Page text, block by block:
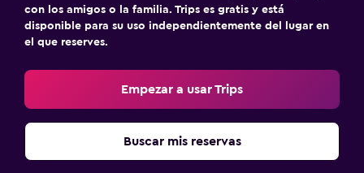
con los amigos o la familia. Trips es gratis y está
disponible para su uso independientemente del lugar en
el que reserves.
Empezar a usar Trips
Buscar mis reservas